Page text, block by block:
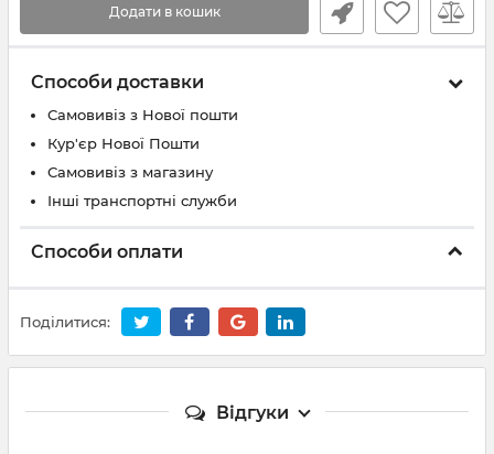
Додати в кошик
Способи доставки
Самовивіз з Нової пошти
Кур'єр Нової Пошти
Самовивіз з магазину
Інші транспортні служби
Способи оплати
Поділитися:
Відгуки